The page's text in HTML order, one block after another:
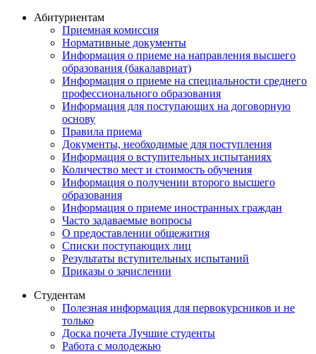
Абитуриентам
Приемная комиссия
Нормативные документы
Информация о приеме на направления высшего
образования (бакалавриат)
Информация о приеме на специальности среднего
профессионального образования
Информация для поступающих на договорную
основу
Правила приема
Документы, необходимые для поступления
Информация о вступительных испытаниях
Количество мест и стоимость обучения
Информация о получении второго высшего
образования
Информация о приеме иностранных граждан
Часто задаваемые вопросы
О предоставлении общежития
Списки поступающих лиц
Результаты вступительных испытаний
Приказы о зачислении
Студентам
Полезная информация для первокурсников и не
только
Доска почета Лучшие студенты
Работа с молодежью